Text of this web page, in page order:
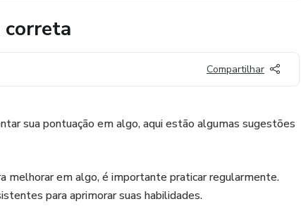
correta
Compartilhar
sua pontuação em algo, aqui estão algumas sugestões
melhorar em algo, é importante praticar regularmente.
para aprimorar suas habilidades.